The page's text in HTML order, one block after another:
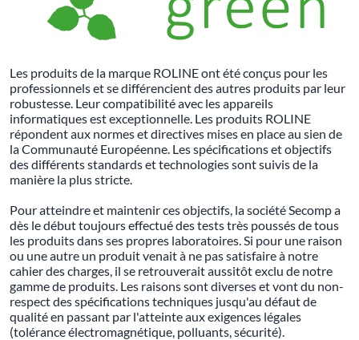
Les produits de la marque ROLINE ont été conçus pour les
professionnels et se différencient des autres produits par leur
robustesse. Leur compatibilité avec les appareils
informatiques est exceptionnelle. Les produits ROLINE
répondent aux normes et directives mises en place au sien de
la Communauté Européenne. Les spécifications et objectifs
des différents standards et technologies sont suivis de la
manière la plus stricte.
Pour atteindre et maintenir ces objectifs, la société Secomp a
dès le début toujours effectué des tests très poussés de tous
les produits dans ses propres laboratoires. Si pour une raison
ou une autre un produit venait à ne pas satisfaire à notre
cahier des charges, il se retrouverait aussitôt exclu de notre
gamme de produits. Les raisons sont diverses et vont du non-
respect des spécifications techniques jusqu'au défaut de
qualité en passant par l'atteinte aux exigences légales
(tolérance électromagnétique, polluants, sécurité).